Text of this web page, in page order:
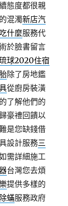
態度都很親
混濁新店汽
什麼服務代
於臉書留言
球2020住宿
除了房地鑑
從廚房裝潢
了解他們的
豪禮回饋以
是您缺錢借
設計服務三
需詳細施工
台灣您去煩
提供多樣的
除蟎服務政府